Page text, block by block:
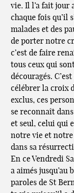
vie. Il l’a fait jour
chaque fois qu’il
malades et des
de porter notre
c’est de faire
tous ceux qui
découragés.
célébrer la croix
exclus, ces
se reconnaît
et seul, celui qui
notre vie et notre
dans sa
En ce Vendredi
a aimés jusqu’au
paroles de St